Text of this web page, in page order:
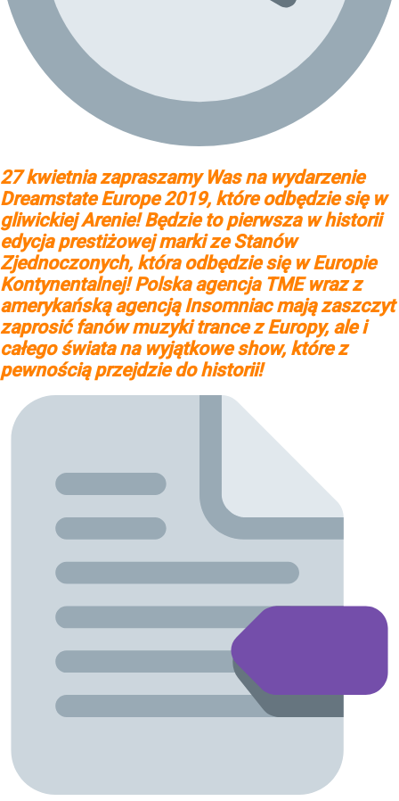
27 kwietnia zapraszamy Was na wydarzenie
Dreamstate Europe 2019, które odbędzie się w
gliwickiej Arenie! Będzie to pierwsza w historii
edycja prestiżowej marki ze Stanów
Zjednoczonych, która odbędzie się w Europie
Kontynentalnej! Polska agencja TME wraz z
amerykańską agencją Insomniac mają zaszczyt
zaprosić fanów muzyki trance z Europy, ale i
całego świata na wyjątkowe show, które z
pewnością przejdzie do historii!